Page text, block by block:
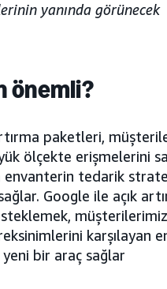
yanında görünecek
önemli?
paketleri,
ölçekte erişmelerini
envanterin tedarik
sağlar. Google ile açık
karşılayan
bir araç sağlar